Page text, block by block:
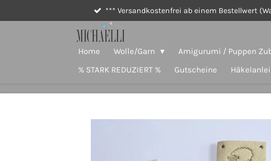
*** Versandkostenfrei ab einem Bestellwert
Home Wolle/Garn Amigurumi / Puppen
% STARK REDUZIERT %
Gutscheine